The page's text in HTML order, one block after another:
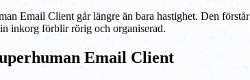
Email Client går längre än bara hastighet. Den
inkorg förblir rörig och organiserad.
Email Client